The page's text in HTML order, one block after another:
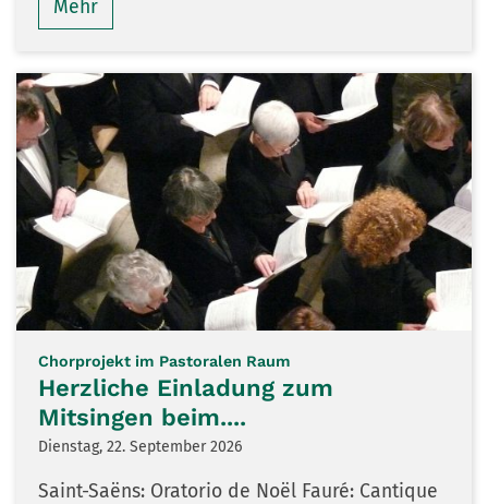
Mehr
Chorprojekt im Pastoralen Raum
Herzliche Einladung zum
Mitsingen beim....
Dienstag, 22. September 2026
Saint-Saëns: Oratorio de Noël Fauré: Cantique